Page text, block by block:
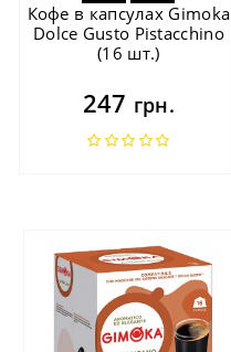
Кофе в капсулах Gimoka
Dolce Gusto Pistacchino
(16 шт.)
247 грн.